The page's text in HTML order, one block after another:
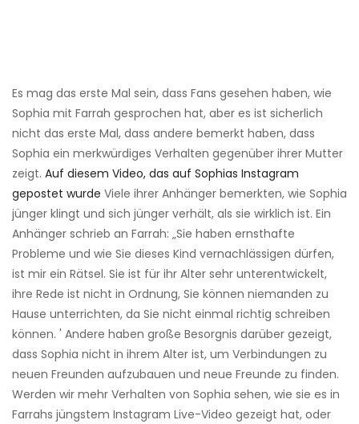
Es mag das erste Mal sein, dass Fans gesehen haben, wie
Sophia mit Farrah gesprochen hat, aber es ist sicherlich
nicht das erste Mal, dass andere bemerkt haben, dass
Sophia ein merkwürdiges Verhalten gegenüber ihrer Mutter
zeigt. Auf diesem Video, das auf Sophias Instagram
gepostet wurde Viele ihrer Anhänger bemerkten, wie Sophia
jünger klingt und sich jünger verhält, als sie wirklich ist. Ein
Anhänger schrieb an Farrah: „Sie haben ernsthafte
Probleme und wie Sie dieses Kind vernachlässigen dürfen,
ist mir ein Rätsel. Sie ist für ihr Alter sehr unterentwickelt,
ihre Rede ist nicht in Ordnung, Sie können niemanden zu
Hause unterrichten, da Sie nicht einmal richtig schreiben
können. ' Andere haben große Besorgnis darüber gezeigt,
dass Sophia nicht in ihrem Alter ist, um Verbindungen zu
neuen Freunden aufzubauen und neue Freunde zu finden.
Werden wir mehr Verhalten von Sophia sehen, wie sie es in
Farrahs jüngstem Instagram Live-Video gezeigt hat, oder